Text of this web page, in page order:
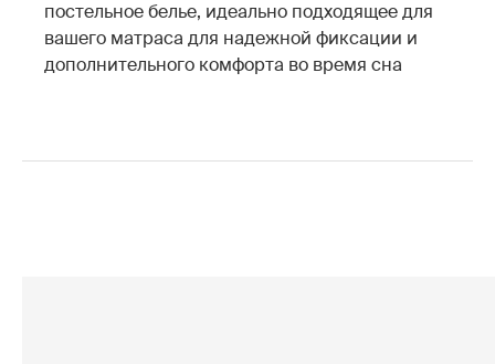
постельное белье, идеально подходящее для
вашего матраса для надежной фиксации и
дополнительного комфорта во время сна